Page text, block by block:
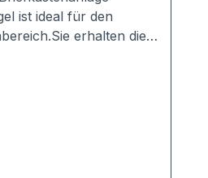
ist ideal für den
erhalten die
gemäß EN
erfolgt komplett